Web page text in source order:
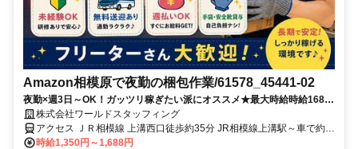
Amazon相模原で夜勤の梱包作業/61578_45441-02
夜勤×週3日～OK！ガッツリ稼ぎたい派にオススメ★最大時給時給1688
円！軽作業デビュー・夜勤デビューも大歓迎★
株式会社ワールドスタッフィング
アクセス ＪＲ相模線 上溝西口徒歩約35分 JR相模線上溝駅～車で約
10分／車･バイク･自転車通勤OK／相模原･橋本駅～無料送迎バス有り
時給1,350円～1,688円